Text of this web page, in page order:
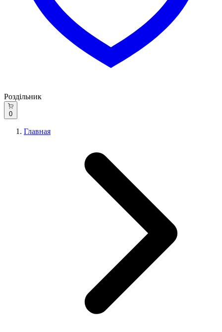
Роздільник
0
Главная